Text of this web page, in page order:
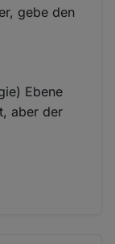
gebe den
Ebene
aber der